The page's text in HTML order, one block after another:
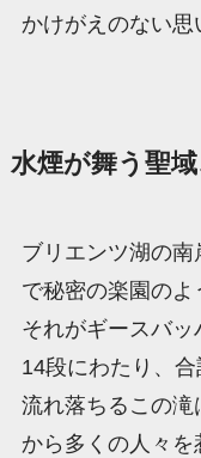
かけがえのない思
水煙が舞う聖
ブリエンツ湖の
で秘密の楽園のよ
それがギースバッ
14段にわたり、
流れ落ちるこの
から多くの人々